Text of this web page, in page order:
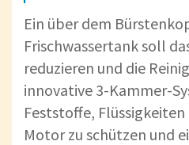
Ein über dem
Frischwassertank soll
reduzieren und die
innovative 3-Kammer-
Feststoffe,
Motor zu schützen und